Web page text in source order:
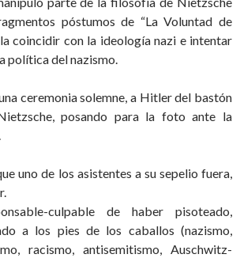
póstumos de “La Voluntad de
coincidir con la ideología nazi e intentar
política del nazismo.
ceremonia solemne, a Hitler del bastón
posando para la foto ante la
uno de los asistentes a su sepelio fuera,
culpable de haber pisoteado,
a los pies de los caballos (nazismo,
racismo, antisemitismo, Auschwitz-